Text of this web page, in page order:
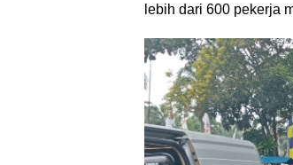
lebih dari 600 pekerja